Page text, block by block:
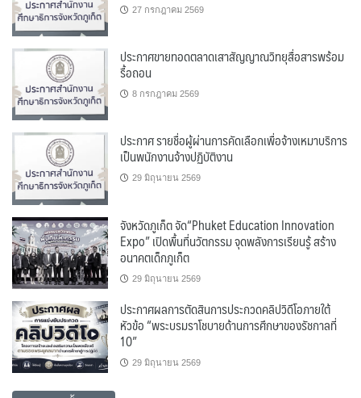
27 กรกฎาคม 2569
ประกาศขายทอดตลาดเสาสัญญาณวิทยุสื่อสารพร้อม
รื้อถอน
8 กรกฎาคม 2569
ประกาศ รายชื่อผู้ผ่านการคัดเลือกเพื่อจ้างเหมาบริการ
เป็นพนักงานจ้างปฏิบัติงาน
29 มิถุนายน 2569
จังหวัดภูเก็ต จัด“Phuket Education Innovation
Expo” เปิดพื้นที่นวัตกรรม จุดพลังการเรียนรู้ สร้าง
อนาคตเด็กภูเก็ต
29 มิถุนายน 2569
ประกาศผลการตัดสินการประกวดคลิปวิดีโอภายใต้
หัวข้อ “พระบรมราโชบายด้านการศึกษาของรัชกาลที่
10”
29 มิถุนายน 2569